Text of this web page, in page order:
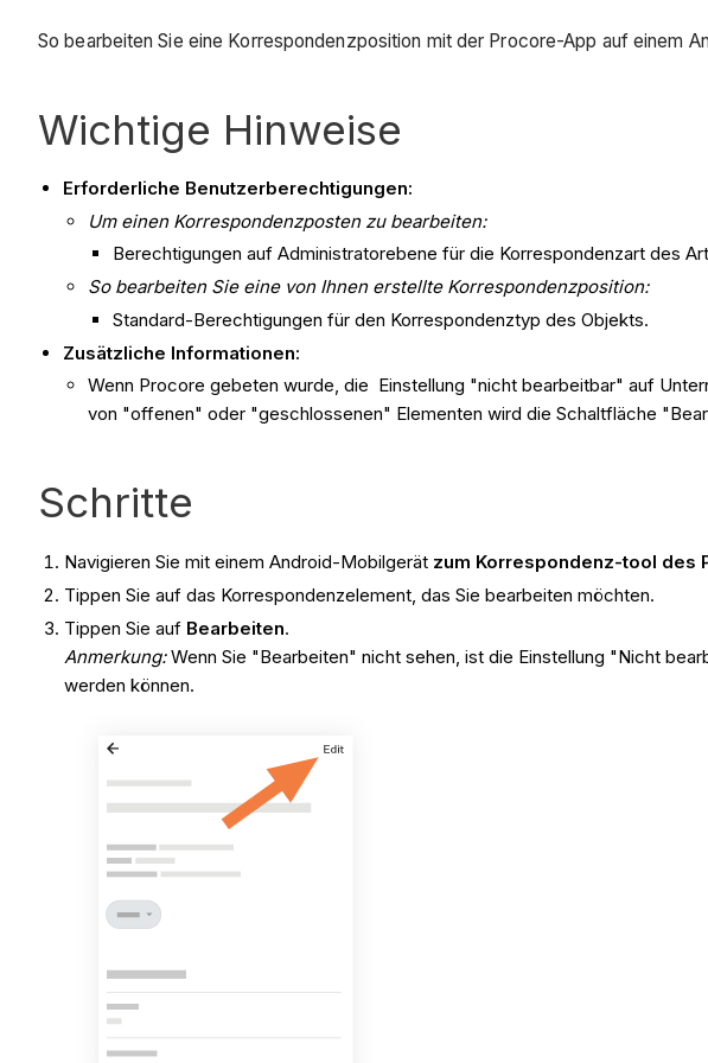
So bearbeiten Sie eine Korrespondenzposition mit der Procore-App auf einem
Wichtige Hinweise
Erforderliche Benutzerberechtigungen:
Um einen Korrespondenzposten zu bearbeiten:
Berechtigungen auf Administratorebene für die Korrespondenzart des
So bearbeiten Sie eine von Ihnen erstellte Korrespondenzposition:
Standard-Berechtigungen für den Korrespondenztyp des Objekts.
Zusätzliche Informationen:
Wenn Procore gebeten wurde, die Einstellung "nicht bearbeitbar" auf
von "offenen" oder "geschlossenen" Elementen wird die Schaltfläche
Schritte
Navigieren Sie mit einem Android-Mobilgerät zum Korrespondenz-tool des
Tippen Sie auf das Korrespondenzelement, das Sie bearbeiten möchten.
Tippen Sie auf Bearbeiten.
Anmerkung:Wenn Sie "Bearbeiten" nicht sehen, ist die Einstellung "Nicht
werden können.